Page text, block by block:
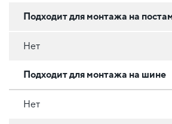
Подходит для монтажа на
Нет
Подходит для монтажа на шине
Нет